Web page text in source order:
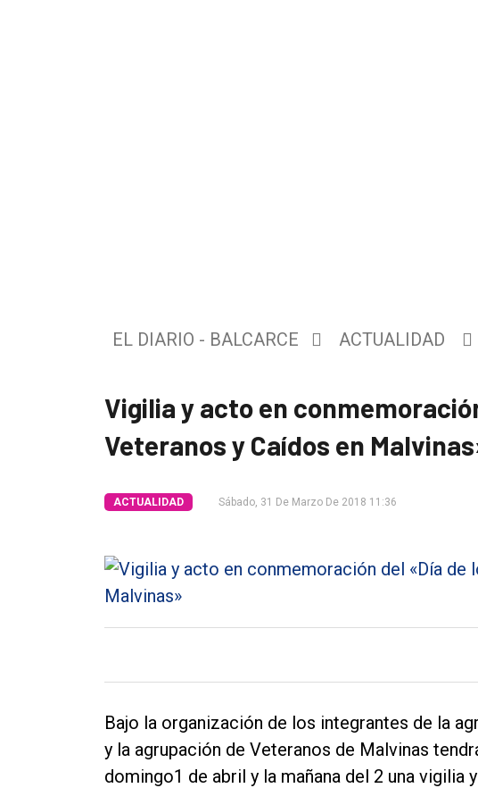
Tendencia
Deportes
Fúnebres
EL DIARIO - BALCARCE ACTUALIDAD
Vigilia y acto en
Veteranos y Caídos en
ACTUALIDAD Sábado, 31 De Marzo De 2018 11:36
Bajo la organización de los integrantes de la
y la agrupación de Veteranos de Malvinas
domingo1 de abril y la mañana del 2 una vigilia